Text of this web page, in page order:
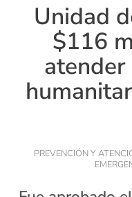
Unidad
$116
atender
PREVENCIÓN Y